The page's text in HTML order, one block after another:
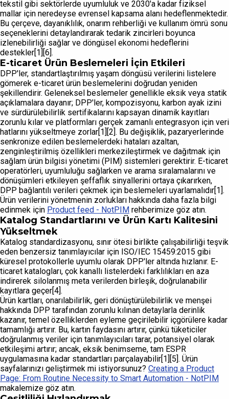
tekstil gibi sektörlerde uyumluluk ve 2030'a kadar fiziksel
mallar için neredeyse evrensel kapsama alanı hedeflenmektedir.
Bu çerçeve, dayanıklılık, onarım rehberliği ve kullanım ömrü sonu
seçeneklerini detaylandırarak tedarik zincirleri boyunca
izlenebilirliği sağlar ve döngüsel ekonomi hedeflerini
destekler[1][6].
E-ticaret Ürün Beslemeleri İçin Etkileri
DPP'ler, standartlaştırılmış yaşam döngüsü verilerini listelere
gömerek e-ticaret ürün beslemelerini doğrudan yeniden
şekillendirir. Geleneksel beslemeler genellikle eksik veya statik
açıklamalara dayanır; DPP'ler, kompozisyonu, karbon ayak izini
ve sürdürülebilirlik sertifikalarını kapsayan dinamik kayıtları
zorunlu kılar ve platformları gerçek zamanlı entegrasyon için veri
hatlarını yükseltmeye zorlar[1][2]. Bu değişiklik, pazaryerlerinde
senkronize edilen beslemelerdeki hataları azaltan,
zenginleştirilmiş özellikleri merkezileştirmek ve dağıtmak için
sağlam ürün bilgisi yönetimi (PIM) sistemleri gerektirir. E-ticaret
operatörleri, uyumluluğu sağlarken ve arama sıralamalarını ve
dönüşümleri etkileyen şeffaflık sinyallerini ortaya çıkarırken,
DPP bağlantılı verileri çekmek için beslemeleri uyarlamalıdır[1].
Ürün verilerini yönetmenin zorlukları hakkında daha fazla bilgi
edinmek için Product feed - NotPIM rehberimize göz atın.
Katalog Standartlarını ve Ürün Kartı Kalitesini
Yükseltmek
Katalog standardizasyonu, sınır ötesi birlikte çalışabilirliği teşvik
eden benzersiz tanımlayıcılar için ISO/IEC 15459:2015 gibi
küresel protokollerle uyumlu olarak DPP'ler altında hızlanır. E-
ticaret katalogları, çok kanallı listelerdeki farklılıkları en aza
indirerek silolanmış meta verilerden birleşik, doğrulanabilir
kayıtlara geçer[4].
Ürün kartları, onarılabilirlik, geri dönüştürülebilirlik ve menşei
hakkında DPP tarafından zorunlu kılınan detaylarla derinlik
kazanır, temel özelliklerden eyleme geçirilebilir içgörülere kadar
tamamlığı artırır. Bu, kartın faydasını artırır, çünkü tüketiciler
doğrulanmış veriler için tanımlayıcıları tarar, potansiyel olarak
etkileşimi artırır; ancak, eksik benimseme, tam ESPR
uygulamasına kadar standartları parçalayabilir[1][5]. Ürün
sayfalarınızı geliştirmek mi istiyorsunuz? Creating a Product
Page: From Routine Necessity to Smart Automation - NotPIM
makalemize göz atın.